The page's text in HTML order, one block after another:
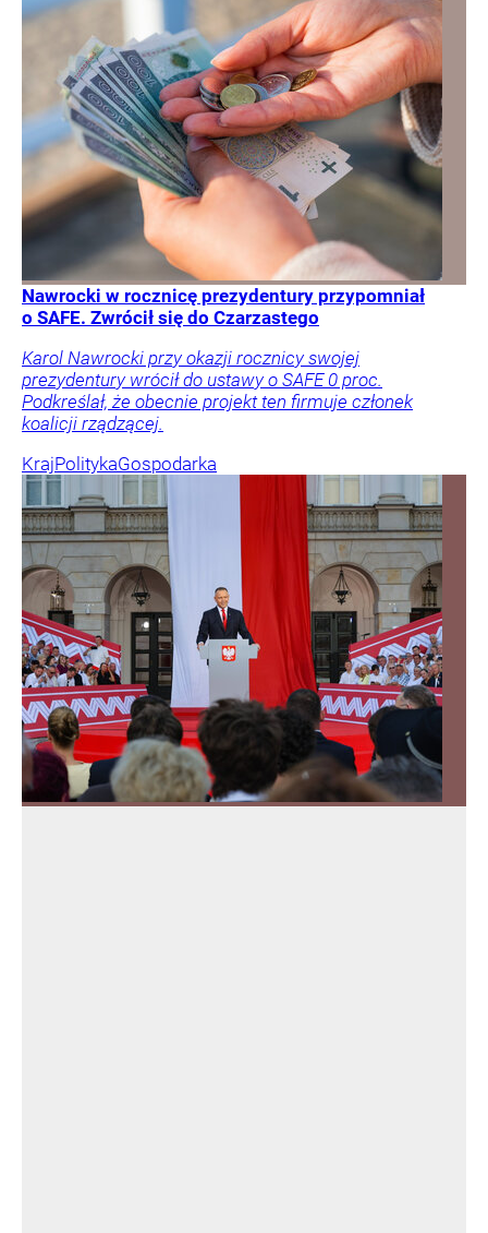
Nawrocki w rocznicę prezydentury przypomniał
o SAFE. Zwrócił się do Czarzastego
Karol Nawrocki przy okazji rocznicy swojej
prezydentury wrócił do ustawy o SAFE 0 proc.
Podkreślał, że obecnie projekt ten firmuje członek
koalicji rządzącej.
KrajPolitykaGospodarka